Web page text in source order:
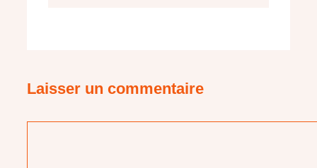
Laisser un commentaire